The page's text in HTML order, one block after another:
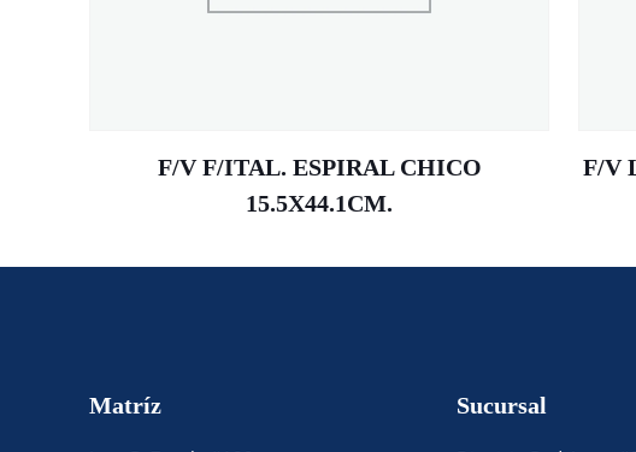
F/V F/ITAL. ESPIRAL CHICO
15.5X44.1CM.
F/V
Matríz Sucursal